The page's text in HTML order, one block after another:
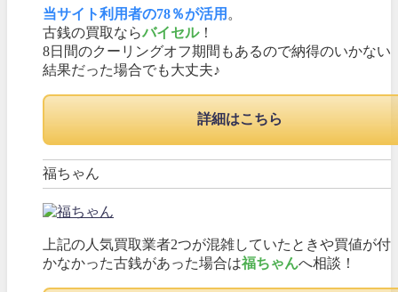
当サイト利用者の78％が活用 。
古銭の買取ならバイセル！
8日間のクーリングオフ期間もあるので納得のいかない
結果だった場合でも大丈夫♪
詳細はこちら
福ちゃん
上記の人気買取業者2つが混雑していたときや買値が付
かなかった古銭があった場合は福ちゃんへ相談！